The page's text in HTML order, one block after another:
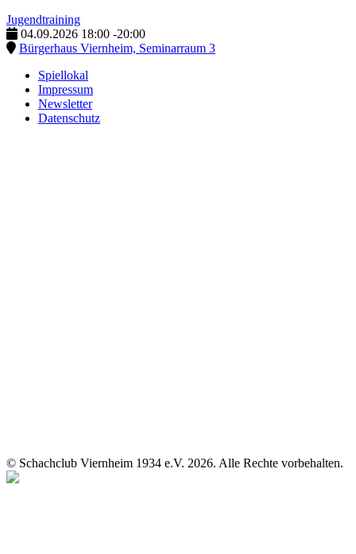
Jugendtraining
04.09.2026 18:00 -20:00
Bürgerhaus Viernheim, Seminarraum 3
Spiellokal
Impressum
Newsletter
Datenschutz
© Schachclub Viernheim 1934 e.V. 2026. Alle Rechte vorbehalten.